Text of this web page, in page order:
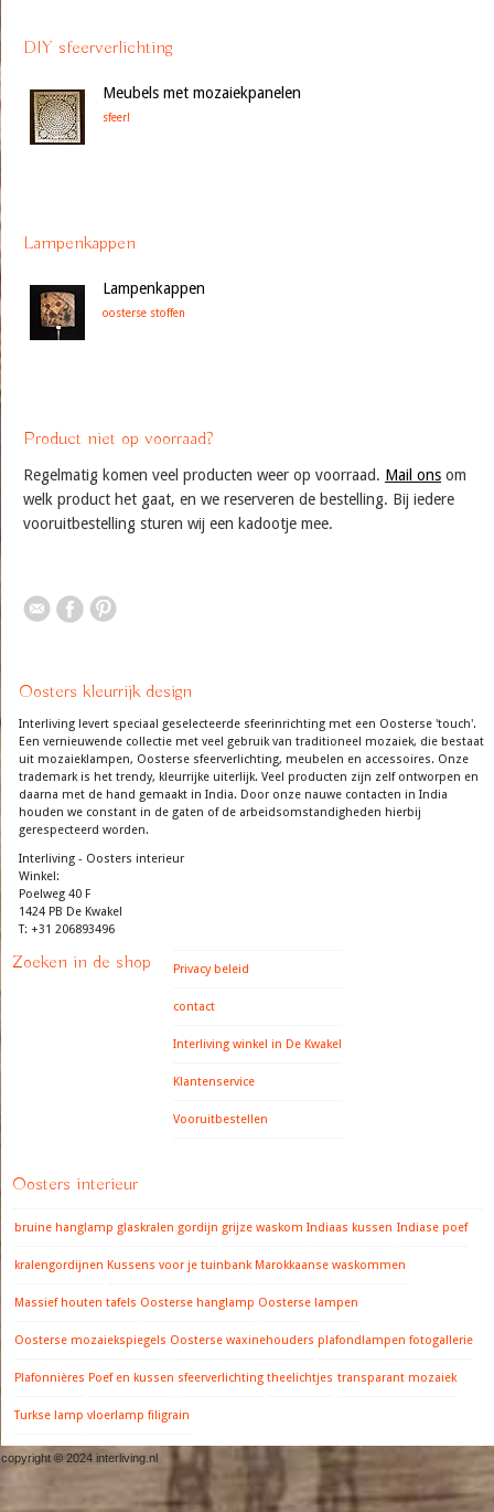
DIY sfeerverlichting
Meubels met mozaiekpanelen
sfeer!
Lampenkappen
Lampenkappen
oosterse stoffen
Product niet op voorraad?
Regelmatig komen veel producten weer op voorraad. Mail ons om
welk product het gaat, en we reserveren de bestelling. Bij iedere
vooruitbestelling sturen wij een kadootje mee.
Oosters kleurrijk design
Interliving levert speciaal geselecteerde sfeerinrichting met een Oosterse 'touch'.
Een vernieuwende collectie met veel gebruik van traditioneel mozaiek, die bestaat
uit mozaieklampen, Oosterse sfeerverlichting, meubelen en accessoires. Onze
trademark is het trendy, kleurrijke uiterlijk. Veel producten zijn zelf ontworpen en
daarna met de hand gemaakt in India. Door onze nauwe contacten in India
houden we constant in de gaten of de arbeidsomstandigheden hierbij
gerespecteerd worden.
Interliving - Oosters interieur
Winkel:
Poelweg 40 F
1424 PB De Kwakel
T: +31 206893496
Zoeken in de shop Privacy beleid
contact
Interliving winkel in De Kwakel
Klantenservice
Vooruitbestellen
Oosters interieur
bruine hanglamp glaskralen gordijn grijze waskom Indiaas kussen Indiase poef
kralengordijnen Kussens voor je tuinbank Marokkaanse waskommen
Massief houten tafels Oosterse hanglamp Oosterse lampen
Oosterse mozaiekspiegels Oosterse waxinehouders plafondlampen fotogallerie
Plafonnières Poef en kussen sfeerverlichting theelichtjes transparant mozaiek
Turkse lamp vloerlamp filigrain
copyright © 2024 interliving.nl